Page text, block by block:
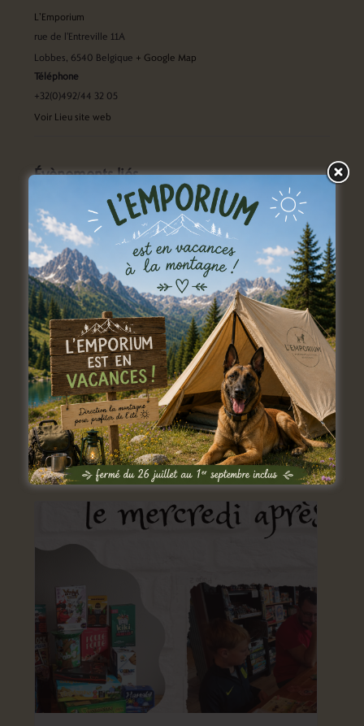
L’Emporium
rue de l'Entreville 11A
Lobbes, 6540 Belgique + Google Map
Téléphone
+32(0)492/44 32 05
Voir Lieu site web
Évènements liés
Atelier jeux du mercredi
9 septembre: 14 h 00 min - 17 h 00 min